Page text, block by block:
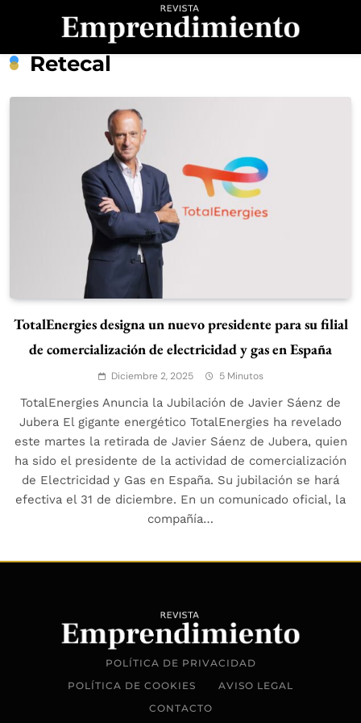
Revista
Emprendimiento
Retecal
TotalEnergies designa un nuevo presidente para su filial
de comercialización de electricidad y gas en España
Diciembre 2, 2025 5 Minutos
TotalEnergies Anuncia la Jubilación de Javier Sáenz de
Jubera El gigante energético TotalEnergies ha revelado
este martes la retirada de Javier Sáenz de Jubera, quien
ha sido el presidente de la actividad de comercialización
de Electricidad y Gas en España. Su jubilación se hará
efectiva el 31 de diciembre. En un comunicado oficial, la
compañía…
POLÍTICA DE PRIVACIDAD
POLÍTICA DE COOKIES
AVISO LEGAL
CONTACTO